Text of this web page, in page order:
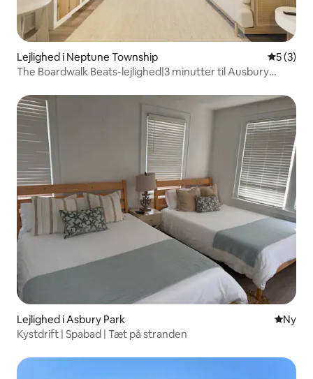
Lejlighed i Neptune Township 5 ud af 5
5 (3)
The Boardwalk Beats-lejlighed|3 minutter til Ausbury
Lejlighed i Asbury Park Nyt
Ny
Kystdrift | Spabad | Tæt på stranden